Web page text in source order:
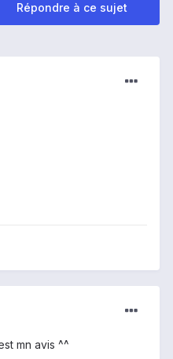
Répondre à ce sujet
mn avis ^^